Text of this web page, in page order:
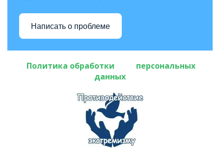
Написать о проблеме
Политика обработки           персональных
данных